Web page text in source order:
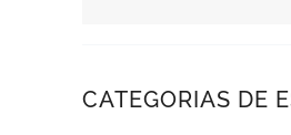
CATEGORIAS DE